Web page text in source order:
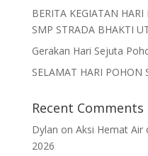
BERITA KEGIATAN
SMP STRADA BHAKTI
Gerakan Hari Sejuta
SELAMAT HARI POHON
Recent Comments
Dylan on Aksi Hemat Air
2026